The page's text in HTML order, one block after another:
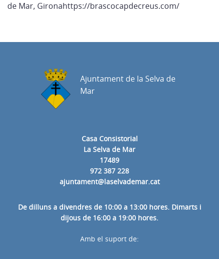
de Mar, Gironahttps://brascocapdecreus.com/
Casa Consistorial
La Selva de Mar
17489
972 387 228
ajuntament@laselvademar.cat
De dilluns a divendres de 10:00 a 13:00 hores. Dimarts i
dijous de 16:00 a 19:00 hores.
Ajuntament de la Selva de
Mar
Amb el suport de: